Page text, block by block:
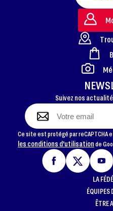
Suivez nos
Ce site est protégé par reCAPTCHA
les conditions d'utilisationde
LA
ÉQUIPES
ÊTRE